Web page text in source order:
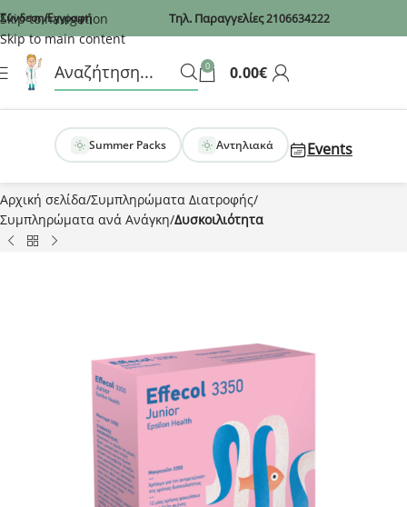
Recaptcha
Skip to navigation
Skip to main content
Σύνδεση/Εγγραφή Τηλ. Παραγγελίες2106634222
0 0.00€
Summer Packs Αντηλιακά Events
Αρχική σελίδα Συμπληρώματα Διατροφής
Συμπληρώματα ανά Ανάγκη Δυσκοιλιότητα